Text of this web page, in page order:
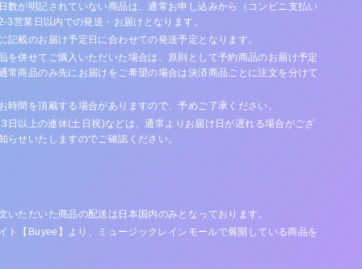
数が明記されていない商品は、通常お申し込みから（コンビニ支払い
営業日以内での発送・お届けとなります。
記載のお届け予定日に合わせての発送予定となります。
を併せてご購入いただいた場合は、原則として予約商品のお届け予定
常商品のみ先にお届けをご希望の場合は決済商品ごとに注文を分けて
時間を頂戴する場合がありますので、予めご了承ください。
日以上の連休(土日祝)などは、通常よりお届け日が遅れる場合がござ
せいたしますのでご確認ください。
いただいた商品の配送は日本国内のみとなっております。
ト【Buyee】より、ミュージックレインモールで展開している商品を